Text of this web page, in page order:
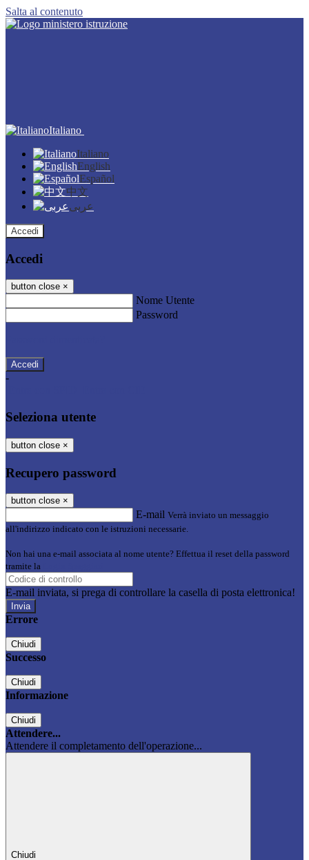
Salta al contenuto
Italiano
Italiano
English
Español
中文
عربى
Accedi
Accedi
button close ×
Nome Utente
Password
-
Seleziona utente
button close ×
Recupero password
button close ×
E-mail Verrà inviato un messaggio
all'indirizzo indicato con le istruzioni necessarie.
Non hai una e-mail associata al nome utente? Effettua il reset della password
tramite la
E-mail inviata, si prega di controllare la casella di posta elettronica!
Errore
Chiudi
Successo
Chiudi
Informazione
Chiudi
Attendere...
Attendere il completamento dell'operazione...
Chiudi